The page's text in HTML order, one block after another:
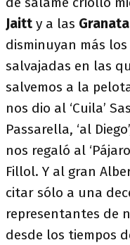
Jaitt y a las Granata
disminuyan más
salvajadas en las
salvemos a la
nos dio al ‘Cuila’
Passarella, ‘al
nos regaló al
Fillol. Y al gran
citar sólo a una
representantes de
desde los tiempos